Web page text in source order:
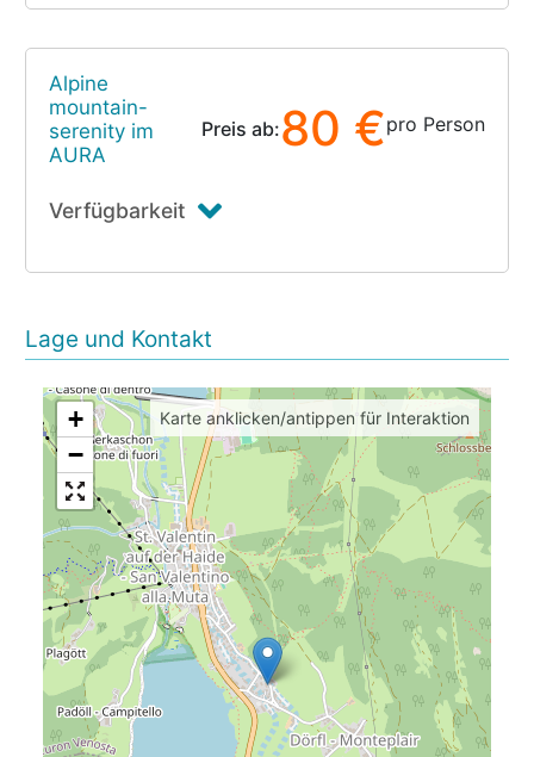
Alpine
mountain-
serenity im
AURA
Preis ab:80 €pro Person
Verfügbarkeit
Lage und Kontakt
+
−
Karte anklicken/antippen für Interaktion